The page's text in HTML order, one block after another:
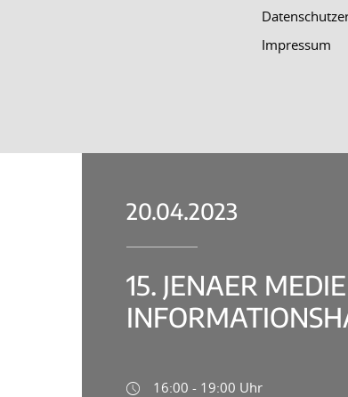
Impressum
20.04.2023
15. JENAER
16:00 - 19:00 Uhr